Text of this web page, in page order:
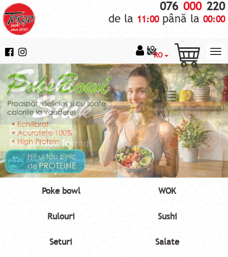
076 000 220
de la 11:00până la 00:00
RO
Poke bowl WOK
Rulouri Sushi
Seturi Salate